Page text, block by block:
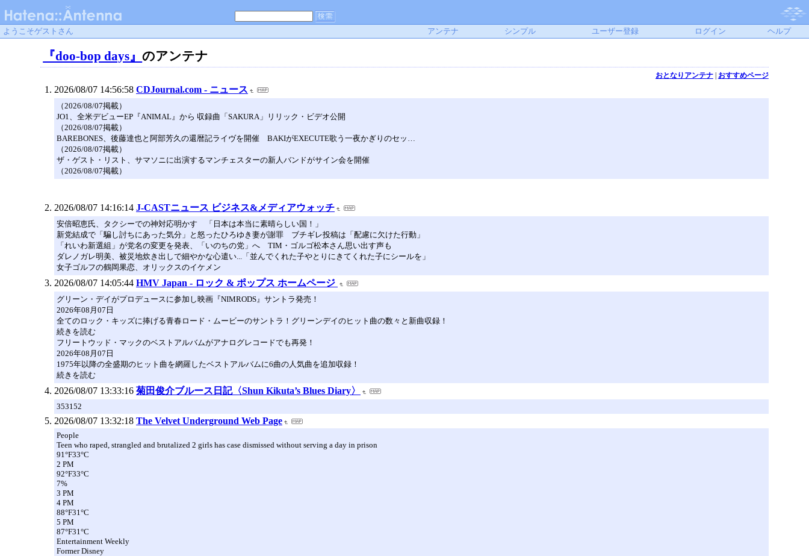
ようこそゲストさん アンテナ シンプル ユーザー登録 ログイン ヘルプ
『doo-bop days』のアンテナ
おとなりアンテナ| おすすめページ
2026/08/07 14:56:58 CDJournal.com - ニュース
（2026/08/07掲載）
JO1、全米デビューEP『ANIMAL』から 収録曲「SAKURA」リリック・ビデオ公開
（2026/08/07掲載）
BAREBONES、後藤達也と阿部芳久の還暦記ライヴを開催 BAKIがEXECUTE歌う一夜かぎりのセッ…
（2026/08/07掲載）
ザ・ゲスト・リスト、サマソニに出演するマンチェスターの新人バンドがサイン会を開催
（2026/08/07掲載）
2026/08/07 14:16:14 J-CASTニュース ビジネス&メディアウォッチ
安倍昭恵氏、タクシーでの神対応明かす 「日本は本当に素晴らしい国！」
新党結成で「騙し討ちにあった気分」と怒ったひろゆき妻が謝罪 ブチギレ投稿は「配慮に欠けた行動」
「れいわ新選組」が党名の変更を発表、「いのちの党」へ TIM・ゴルゴ松本さん思い出す声も
ダレノガレ明美、被災地炊き出しで細やかな心遣い...「並んでくれた子やとりにきてくれた子にシールを」
女子ゴルフの鶴岡果恋、オリックスのイケメン
2026/08/07 14:05:44 HMV Japan - ロック & ポップス ホームページ
グリーン・デイがプロデュースに参加し映画『NIMRODS』サントラ発売！
2026年08月07日
全てのロック・キッズに捧げる青春ロード・ムービーのサントラ！グリーンデイのヒット曲の数々と新曲収録！
続きを読む
フリートウッド・マックのベストアルバムがアナログレコードでも再発！
2026年08月07日
1975年以降の全盛期のヒット曲を網羅したベストアルバムに6曲の人気曲を追加収録！
続きを読む
2026/08/07 13:33:16 菊田俊介ブルース日記〈Shun Kikuta’s Blues Diary〉
353152
2026/08/07 13:32:18 The Velvet Underground Web Page
People
Teen who raped, strangled and brutalized 2 girls has case dismissed without serving a day in prison
91°F33°C
2 PM
92°F33°C
7%
3 PM
4 PM
88°F31°C
5 PM
87°F31°C
Entertainment Weekly
Former Disney